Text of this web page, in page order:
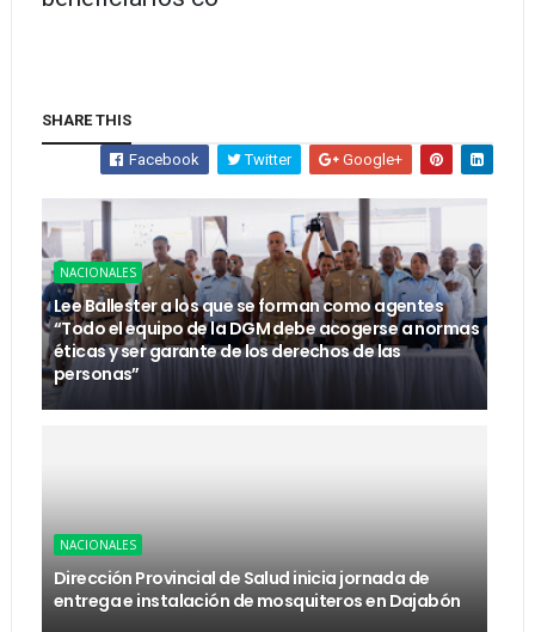
SHARE THIS
Facebook Twitter Google+
NACIONALES
Lee Ballester a los que se forman como agentes
“Todo el equipo de la DGM debe acogerse a normas
éticas y ser garante de los derechos de las
personas”
NACIONALES
Dirección Provincial de Salud inicia jornada de
entrega e instalación de mosquiteros en Dajabón